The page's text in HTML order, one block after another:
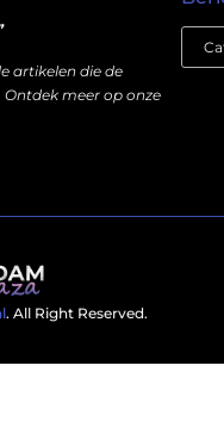
artikelen die de
meer op onze
. All Right Reserved.